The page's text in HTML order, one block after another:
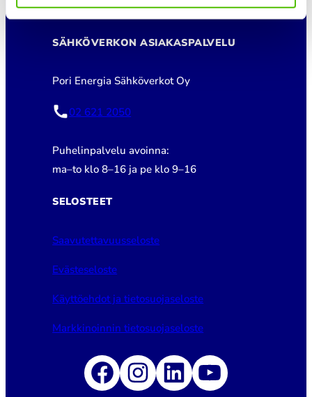
02 621 2085
SÄHKÖVERKON ASIAKASPALVELU
Pori Energia Sähköverkot Oy
02 621 2050
Puhelinpalvelu avoinna:
ma–to klo 8–16 ja pe klo 9–16
SELOSTEET
Saavutettavuusseloste
Evästeseloste
Käyttöehdot ja tietosuojaseloste
Markkinoinnin tietosuojaseloste
Facebook
Instagram
LinkedIn
YouTube